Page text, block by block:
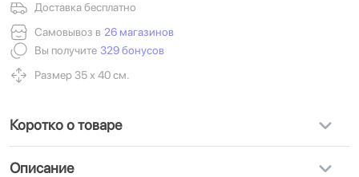
Доставка бесплатно
Самовывоз в 26 магазинов
Вы получите 329 бонусов
Размер 35 х 40 см.
Коротко о товаре
Описание